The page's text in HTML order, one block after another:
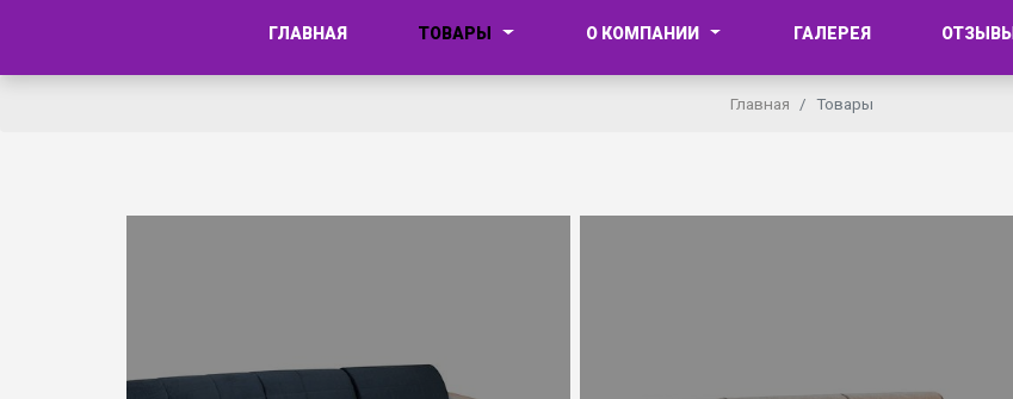
ГЛАВНАЯ ТОВАРЫ О КОМПАНИИ ГАЛЕРЕЯ ОТЗЫВЫ
Главная Товары